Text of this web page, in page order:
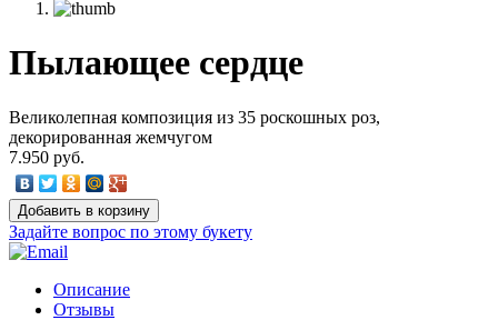
Пылающее сердце
Великолепная композиция из 35 роскошных роз,
декорированная жемчугом
7.950 руб.
Задайте вопрос по этому букету
Описание
Отзывы